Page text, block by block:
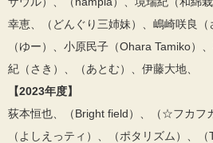
幸恵、（どんぐり三姉妹）、嶋崎咲良（
（ゆー）、小原民子（Ohara Tamiko）
紀（さき）、（あとむ）、伊藤大地、
【2023年度】
荻本恒也、（Bright field）、（☆フカフ
（よしえっティ）、（ポタリズム）、